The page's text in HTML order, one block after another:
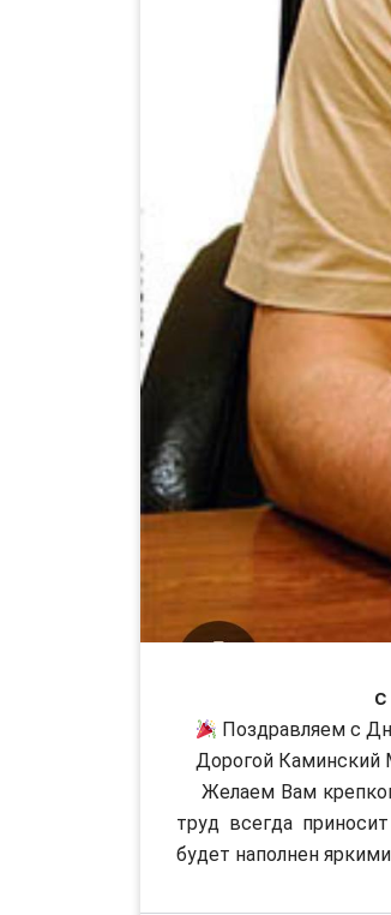
Поздравляем с
Дорогой Каминский
Желаем Вам
труд всегда
будет наполнен